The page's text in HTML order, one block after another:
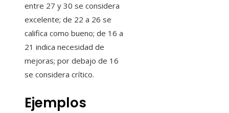
entre 27 y 30 se considera
excelente; de 22 a 26 se
califica como bueno; de 16 a
21 indica necesidad de
mejoras; por debajo de 16
se considera crítico.
Ejemplos